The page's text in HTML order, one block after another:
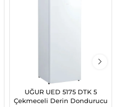
UĞUR UED 5175 DTK 5
Çekmeceli Derin Dondurucu